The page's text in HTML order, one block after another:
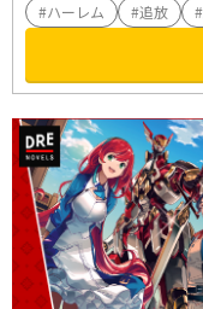
ハーレム
追放